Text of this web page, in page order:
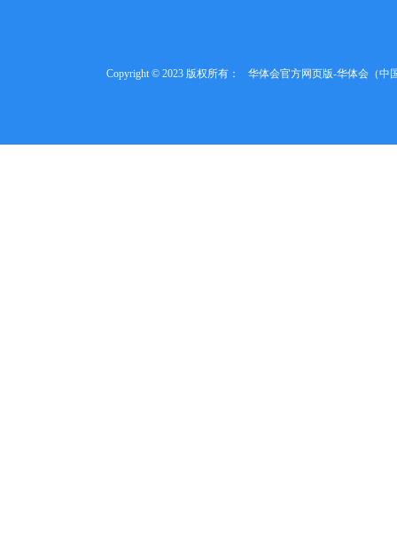
Copyright © 2023 版权所有： 华体会官方网页版-华体会（中